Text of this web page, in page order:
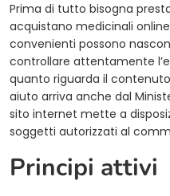
Prima di tutto bisogna
acquistano medicinali
convenienti possono
controllare attentamente
quanto riguarda il
aiuto arriva anche dal
sito internet mette a
soggetti autorizzati al
Principi attivi